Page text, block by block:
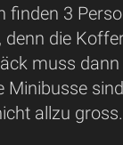
finden 3
denn die
muss
Minibusse
allzu